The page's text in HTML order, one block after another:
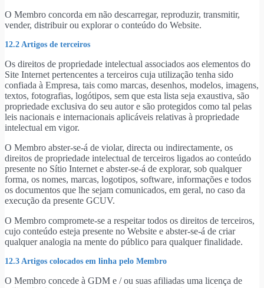
O Membro concorda em não descarregar, reproduzir, transmitir,
vender, distribuir ou explorar o conteúdo do Website.
12.2 Artigos de terceiros
Os direitos de propriedade intelectual associados aos elementos do
Site Internet pertencentes a terceiros cuja utilização tenha sido
confiada à Empresa, tais como marcas, desenhos, modelos, imagens,
textos, fotografias, logótipos, sem que esta lista seja exaustiva, são
propriedade exclusiva do seu autor e são protegidos como tal pelas
leis nacionais e internacionais aplicáveis relativas à propriedade
intelectual em vigor.
O Membro abster-se-á de violar, directa ou indirectamente, os
direitos de propriedade intelectual de terceiros ligados ao conteúdo
presente no Sítio Internet e abster-se-á de explorar, sob qualquer
forma, os nomes, marcas, logotipos, software, informações e todos
os documentos que lhe sejam comunicados, em geral, no caso da
execução da presente GCUV.
O Membro compromete-se a respeitar todos os direitos de terceiros,
cujo conteúdo esteja presente no Website e abster-se-á de criar
qualquer analogia na mente do público para qualquer finalidade.
12.3 Artigos colocados em linha pelo Membro
O Membro concede à GDM e / ou suas afiliadas uma licença de